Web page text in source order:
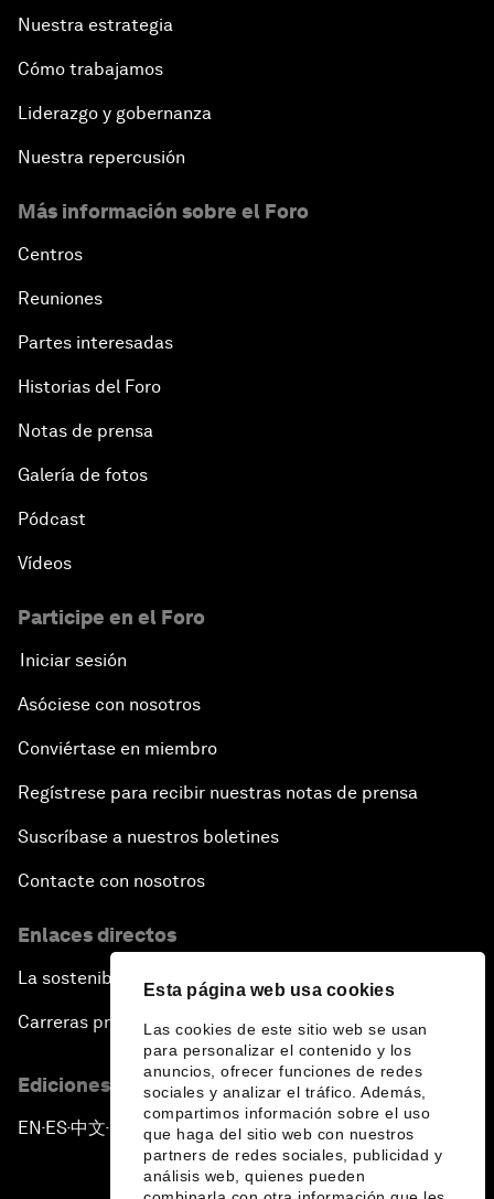
Esta página web usa cookies
Las cookies de este sitio web se usan
para personalizar el contenido y los
anuncios, ofrecer funciones de redes
sociales y analizar el tráfico. Además,
compartimos información sobre el uso
que haga del sitio web con nuestros
partners de redes sociales, publicidad y
análisis web, quienes pueden
Nuestra estrategia
Cómo trabajamos
Liderazgo y gobernanza
Nuestra repercusión
Más información sobre el Foro
Centros
Reuniones
Partes interesadas
Historias del Foro
Notas de prensa
Galería de fotos
Pódcast
Vídeos
Participe en el Foro
Iniciar sesión
Asóciese con nosotros
Conviértase en miembro
Regístrese para recibir nuestras notas de prensa
Suscríbase a nuestros boletines
Contacte con nosotros
Enlaces directos
La sostenibilidad en el Foro
Carreras profesionales
Ediciones en otros idiomas
EN ▪ES▪中文▪ 日本語